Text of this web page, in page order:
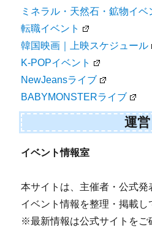
ミネラル・天然石・鉱物イベ
転職イベント
韓国映画｜上映スケジュール
K-POPイベント
NewJeansライブ
BABYMONSTERライブ
運営
イベント情報室
本サイトは、主催者・公式発
イベント情報を整理・掲載し
※最新情報は公式サイトをご